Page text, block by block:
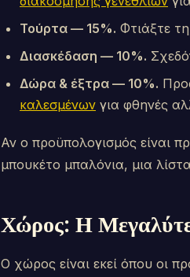
Τούρτα — 15%. Φτιάξτε
Διασκέδαση — 10%.
Δώρα & έξτρα — 10%.
καλεσμένων για φθηνές
Αν ο προϋπολογισμός είναι
μπουκέτο μπαλόνια, μια
Χώρος: Η
Ο χώρος είναι εκεί όπου οι